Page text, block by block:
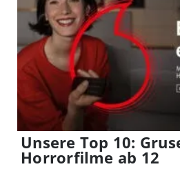
Unsere Top 10:
Horrorfilme ab 12